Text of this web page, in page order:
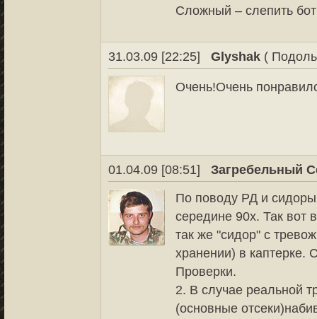
Сложный – слепить
31.03.09 [22:25] Glyshak (
Очень!Очень
01.04.09 [08:51]
Загребельный
По поводу РД и
середине 90х. Так вот
так же "сидор" с
хранении) в каптерке.
Проверки.
2. В случае реальной
(основные